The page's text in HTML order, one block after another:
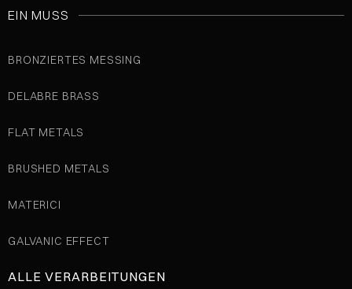
EIN MUSS
BRONZIERTES MESSING
DELABRE BRASS
FLAT METALS
BRUSHED METALS
MATERICI
GALVANIC EFFECT
ALLE VERARBEITUNGEN